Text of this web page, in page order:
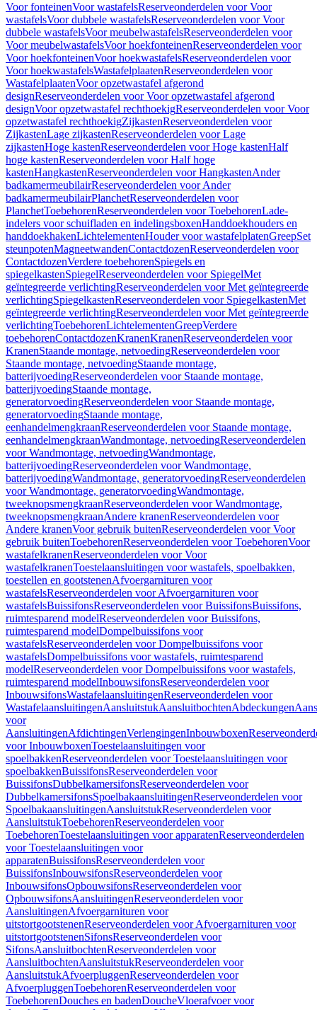
Voor fonteinenVoor wastafelsReserveonderdelen voor Voor
wastafelsVoor dubbele wastafelsReserveonderdelen voor Voor
dubbele wastafelsVoor meubelwastafelsReserveonderdelen voor
Voor meubelwastafelsVoor hoekfonteinenReserveonderdelen voor
Voor hoekfonteinenVoor hoekwastafelsReserveonderdelen voor
Voor hoekwastafelsWastafelplaatenReserveonderdelen voor
WastafelplaatenVoor opzetwastafel afgerond
designReserveonderdelen voor Voor opzetwastafel afgerond
designVoor opzetwastafel rechthoekigReserveonderdelen voor Voor
opzetwastafel rechthoekigZijkastenReserveonderdelen voor
ZijkastenLage zijkastenReserveonderdelen voor Lage
zijkastenHoge kastenReserveonderdelen voor Hoge kastenHalf
hoge kastenReserveonderdelen voor Half hoge
kastenHangkastenReserveonderdelen voor HangkastenAnder
badkamermeubilairReserveonderdelen voor Ander
badkamermeubilairPlanchetReserveonderdelen voor
PlanchetToebehorenReserveonderdelen voor ToebehorenLade-
indelers voor schuifladen en indelingsboxenHanddoekhouders en
handdoekhakenLichtelementenHouder voor wastafelplatenGreepSet
steunpotenMagneetwandenContactdozenReserveonderdelen voor
ContactdozenVerdere toebehorenSpiegels en
spiegelkastenSpiegelReserveonderdelen voor SpiegelMet
geïntegreerde verlichtingReserveonderdelen voor Met geïntegreerde
verlichtingSpiegelkastenReserveonderdelen voor SpiegelkastenMet
geïntegreerde verlichtingReserveonderdelen voor Met geïntegreerde
verlichtingToebehorenLichtelementenGreepVerdere
toebehorenContactdozenKranenKranenReserveonderdelen voor
KranenStaande montage, netvoedingReserveonderdelen voor
Staande montage, netvoedingStaande montage,
batterijvoedingReserveonderdelen voor Staande montage,
batterijvoedingStaande montage,
generatorvoedingReserveonderdelen voor Staande montage,
generatorvoedingStaande montage,
eenhandelmengkraanReserveonderdelen voor Staande montage,
eenhandelmengkraanWandmontage, netvoedingReserveonderdelen
voor Wandmontage, netvoedingWandmontage,
batterijvoedingReserveonderdelen voor Wandmontage,
batterijvoedingWandmontage, generatorvoedingReserveonderdelen
voor Wandmontage, generatorvoedingWandmontage,
tweeknopsmengkraanReserveonderdelen voor Wandmontage,
tweeknopsmengkraanAndere kranenReserveonderdelen voor
Andere kranenVoor gebruik buitenReserveonderdelen voor Voor
gebruik buitenToebehorenReserveonderdelen voor ToebehorenVoor
wastafelkranenReserveonderdelen voor Voor
wastafelkranenToestelaansluitingen voor wastafels, spoelbakken,
toestellen en gootstenenAfvoergarnituren voor
wastafelsReserveonderdelen voor Afvoergarnituren voor
wastafelsBuissifonsReserveonderdelen voor BuissifonsBuissifons,
ruimtesparend modelReserveonderdelen voor Buissifons,
ruimtesparend modelDompelbuissifons voor
wastafelsReserveonderdelen voor Dompelbuissifons voor
wastafelsDompelbuissifons voor wastafels, ruimtesparend
modelReserveonderdelen voor Dompelbuissifons voor wastafels,
ruimtesparend modelInbouwsifonsReserveonderdelen voor
InbouwsifonsWastafelaansluitingenReserveonderdelen voor
WastafelaansluitingenAansluitstukAansluitbochtenAbdeckungen
voor
AansluitingenAfdichtingenVerlengingenInbouwboxen
voor InbouwboxenToestelaansluitingen voor
spoelbakkenReserveonderdelen voor Toestelaansluitingen voor
spoelbakkenBuissifonsReserveonderdelen voor
BuissifonsDubbelkamersifonsReserveonderdelen voor
DubbelkamersifonsSpoelbakaansluitingenReserveonderdelen voor
SpoelbakaansluitingenAansluitstukReserveonderdelen voor
AansluitstukToebehorenReserveonderdelen voor
ToebehorenToestelaansluitingen voor apparatenReserveonderdelen
voor Toestelaansluitingen voor
apparatenBuissifonsReserveonderdelen voor
BuissifonsInbouwsifonsReserveonderdelen voor
InbouwsifonsOpbouwsifonsReserveonderdelen voor
OpbouwsifonsAansluitingenReserveonderdelen voor
AansluitingenAfvoergarnituren voor
uitstortgootstenenReserveonderdelen voor Afvoergarnituren voor
uitstortgootstenenSifonsReserveonderdelen voor
SifonsAansluitbochtenReserveonderdelen voor
AansluitbochtenAansluitstukReserveonderdelen voor
AansluitstukAfvoerpluggenReserveonderdelen voor
AfvoerpluggenToebehorenReserveonderdelen voor
ToebehorenDouches en badenDoucheVloerafvoer voor